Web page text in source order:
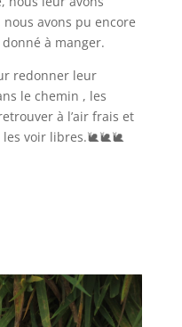
avons pu encore
à manger.
redonner leur
le chemin , les
à l’air frais et
voir libres.🐌🐌🐌